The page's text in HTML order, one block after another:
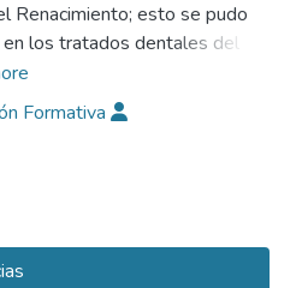
Renacimiento; esto se pudo
los tratados dentales del
tal forma en el siglo XIX ya se
como una disciplina.
en la época del
profesionales de la era pre-
Formativa